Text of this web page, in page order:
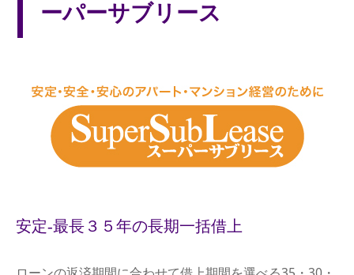
ーパーサブリース
安定-最長３５年の長期一括借上